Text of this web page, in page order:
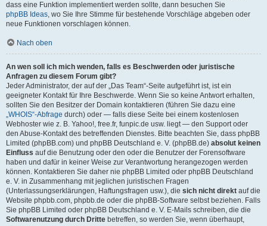
dass eine Funktion implementiert werden sollte, dann besuchen Sie
phpBB Ideas, wo Sie Ihre Stimme für bestehende Vorschläge abgeben oder
neue Funktionen vorschlagen können.
Nach oben
An wen soll ich mich wenden, falls es Beschwerden oder juristische
Anfragen zu diesem Forum gibt?
Jeder Administrator, der auf der „Das Team“-Seite aufgeführt ist, ist ein
geeigneter Kontakt für Ihre Beschwerde. Wenn Sie so keine Antwort erhalten,
sollten Sie den Besitzer der Domain kontaktieren (führen Sie dazu eine
„WHOIS“-Abfrage durch) oder — falls diese Seite bei einem kostenlosen
Webhoster wie z. B. Yahoo!, free.fr, funpic.de usw. liegt — den Support oder
den Abuse-Kontakt des betreffenden Dienstes. Bitte beachten Sie, dass phpBB
Limited (phpBB.com) und phpBB Deutschland e. V. (phpBB.de) absolut keinen
Einfluss auf die Benutzung oder den oder die Benutzer der Forensoftware
haben und dafür in keiner Weise zur Verantwortung herangezogen werden
können. Kontaktieren Sie daher nie phpBB Limited oder phpBB Deutschland
e. V. in Zusammenhang mit jeglichen juristischen Fragen
(Unterlassungserklärungen, Haftungsfragen usw.), die sich nicht direkt auf die
Website phpbb.com, phpbb.de oder die phpBB-Software selbst beziehen. Falls
Sie phpBB Limited oder phpBB Deutschland e. V. E-Mails schreiben, die die
Softwarenutzung durch Dritte betreffen, so werden Sie, wenn überhaupt,